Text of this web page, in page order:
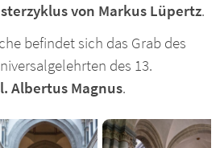
von Markus Lüpertz.
befindet sich das Grab des
des 13.
Albertus Magnus.